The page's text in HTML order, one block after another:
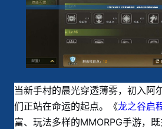
当新手村的晨光穿透薄雾，初入阿
们正站在命运的起点。《龙之谷启
富、玩法多样的MMORPG手游，